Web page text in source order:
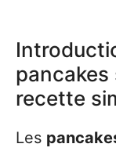
pancakes
recette
Les